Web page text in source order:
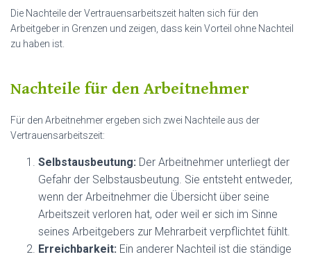
Die Nachteile der Vertrauensarbeitszeit halten sich für den
Arbeitgeber in Grenzen und zeigen, dass kein Vorteil ohne Nachteil
zu haben ist.
Nachteile für den Arbeitnehmer
Für den Arbeitnehmer ergeben sich zwei Nachteile aus der
Vertrauensarbeitszeit:
Selbstausbeutung: Der Arbeitnehmer unterliegt der
Gefahr der Selbstausbeutung. Sie entsteht entweder,
wenn der Arbeitnehmer die Übersicht über seine
Arbeitszeit verloren hat, oder weil er sich im Sinne
seines Arbeitgebers zur Mehrarbeit verpflichtet fühlt.
Erreichbarkeit: Ein anderer Nachteil ist die ständige